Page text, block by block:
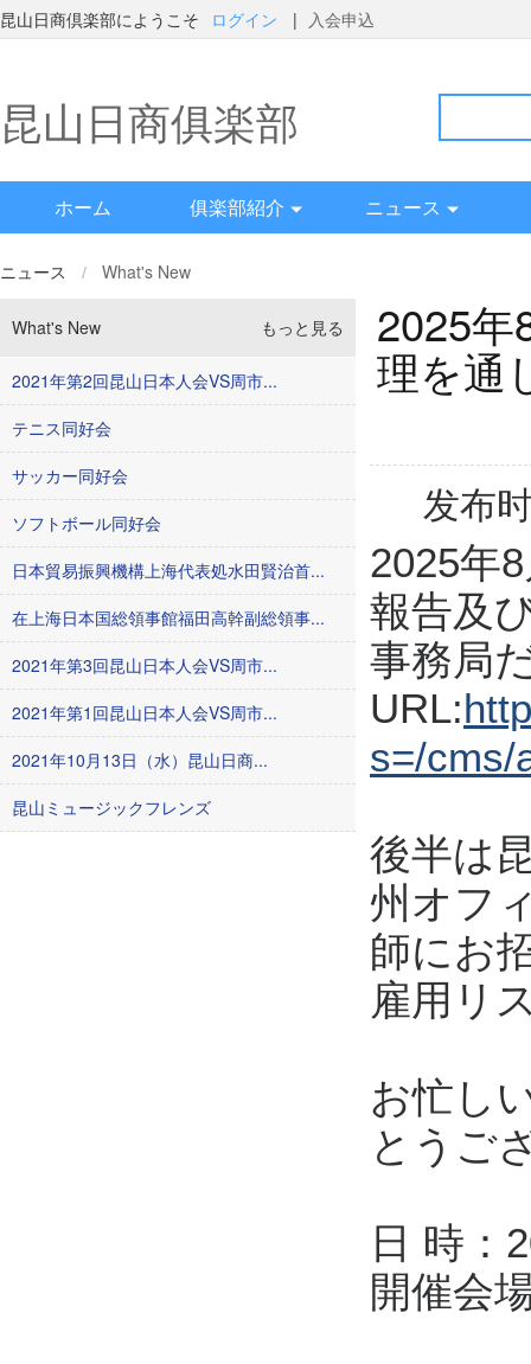
昆山日商倶楽部にようこそ ログイン | 入会申込
昆山日商俱楽部
ホーム 俱楽部紹介 ニュース
ニュース / What's New
2025年
理を通
发布
2025年
報告及
事務局
URL:
s=/cms/
後半は
州オフ
師にお
雇用リ
お忙し
とうご
日 時：
開催会
What's New もっと見る
2021年第2回昆山日本人会VS周市...
テニス同好会
サッカー同好会
ソフトボール同好会
日本貿易振興機構上海代表処水田賢治首...
在上海日本国総領事館福田高幹副総領事...
2021年第3回昆山日本人会VS周市...
2021年第1回昆山日本人会VS周市...
2021年10月13日（水）昆山日商...
昆山ミュージックフレンズ